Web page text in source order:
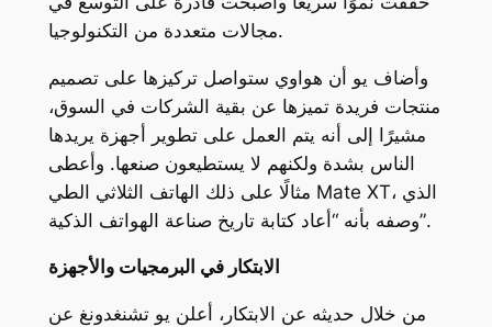
مجالات متعددة من التكنولوجيا.
وأضاف يو أن هواوي ستواصل تركيزها على تصميم
منتجات فريدة تميزها عن بقية الشركات في السوق،
مشيرًا إلى أنه يتم العمل على تطوير أجهزة يريدها
الناس بشدة ولكنهم لا يستطيعون صنعها. وأعطى
مثالًا على ذلك الهاتف الثلاثي الطي Mate XT، الذي
وصفه بأنه “أعاد كتابة تاريخ صناعة الهواتف الذكية”.
الابتكار في البرمجيات والأجهزة
من خلال حديثه عن الابتكار، أعلن يو تشنغدونغ عن